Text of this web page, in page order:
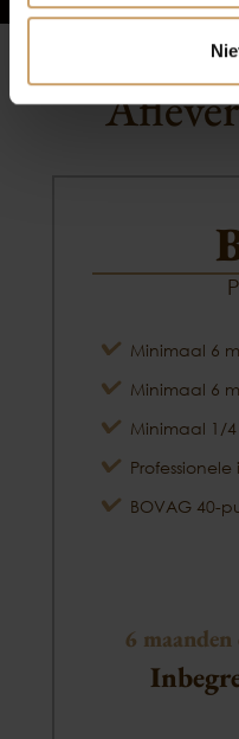
Minimaal 6
Minimaal 6
Minimaal 1/
BOVAG 40-
6